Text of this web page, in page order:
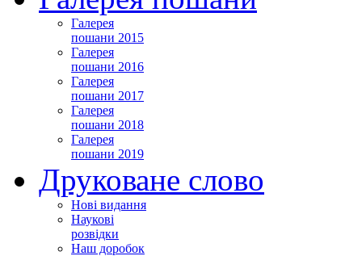
Галерея
пошани 2015
Галерея
пошани 2016
Галерея
пошани 2017
Галерея
пошани 2018
Галерея
пошани 2019
Друковане слово
Нові видання
Наукові
розвідки
Наш доробок